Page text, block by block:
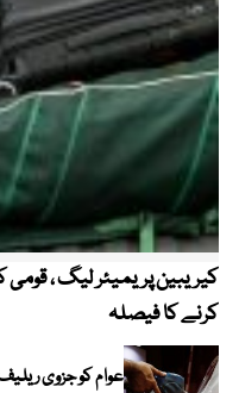
کرنے کا فیصلہ
عوام کو جزوی